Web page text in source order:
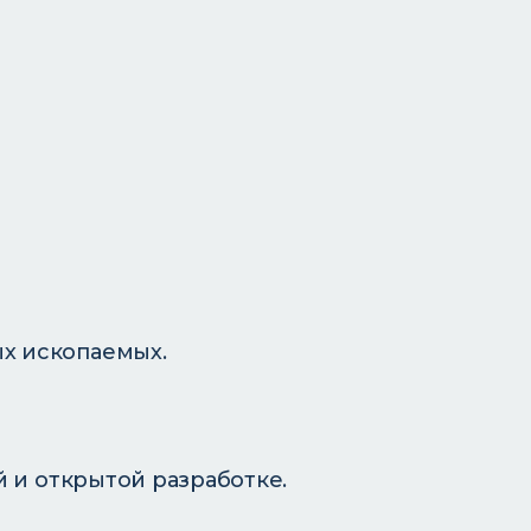
ископаемых.
открытой разработке.